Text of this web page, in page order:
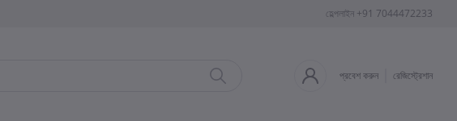
হেল্পলাইন +91 7044472233
প্রবেশ করুন রেজিস্ট্রেশান